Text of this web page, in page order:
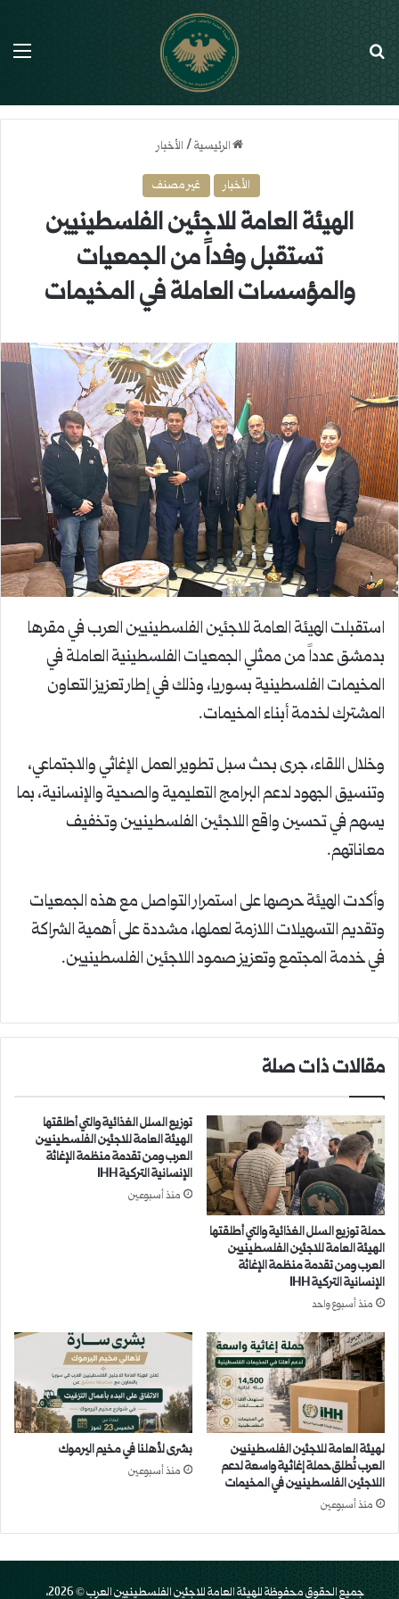
الرئيسية/ الأخبار
الأخبار غير مصنف
الهيئة العامة للاجئين الفلسطينيين
تستقبل وفداً من الجمعيات
والمؤسسات العاملة في المخيمات
استقبلت الهيئة العامة للاجئين الفلسطينيين العرب في مقرها
بدمشق عدداً من ممثلي الجمعيات الفلسطينية العاملة في
المخيمات الفلسطينية بسوريا، وذلك في إطار تعزيز التعاون
المشترك لخدمة أبناء المخيمات.
وخلال اللقاء، جرى بحث سبل تطوير العمل الإغاثي والاجتماعي،
وتنسيق الجهود لدعم البرامج التعليمية والصحية والإنسانية، بما
يسهم في تحسين واقع اللاجئين الفلسطينيين وتخفيف
معاناتهم.
وأكدت الهيئة حرصها على استمرار التواصل مع هذه الجمعيات
وتقديم التسهيلات اللازمة لعملها، مشددة على أهمية الشراكة
في خدمة المجتمع وتعزيز صمود اللاجئين الفلسطينيين.
مقالات ذات صلة
حملة توزيع السلل الغذائية والتي أطلقتها
الهيئة العامة للاجئين الفلسطينيين
العرب ومن تقدمة منظمة الإغاثة
الإنسانية التركية IHH
منذ أسبوع واحد
توزيع السلل الغذائية والتي أطلقتها
الهيئة العامة للاجئين الفلسطينيين
العرب ومن تقدمة منظمة الإغاثة
الإنسانية التركية IHH
منذ أسبوعين
لهيئة العامة للاجئين الفلسطينيين
العرب تُطلق حملة إغاثية واسعة لدعم
اللاجئين الفلسطينيين في المخيمات
منذ أسبوعين
بشرى لأهلنا في مخيم اليرموك
منذ أسبوعين
جميع الحقوق محفوظة للهيئة العامة للاجئين الفلسطينيين العرب © 2026،